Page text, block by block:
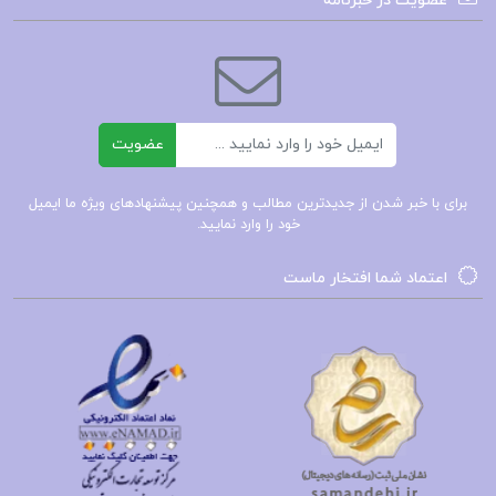
فصل اول: پادشاهی لهراسپ
فصل دوم: پادشاهی گشتاسپ
فصل سوم: داستان هفت خوان اسفندیار
و …
نقد نامه باستان میر جلال الدین کزازی
پی دی اف نامه باستان میر جلال الدین کزازی جلد ششم
عضویت
برای با خبر شدن از جدیدترین مطالب و همچنین پیشنهادهای ویژه ما ایمیل
خود را وارد نمایید.
اعتماد شما افتخار ماست